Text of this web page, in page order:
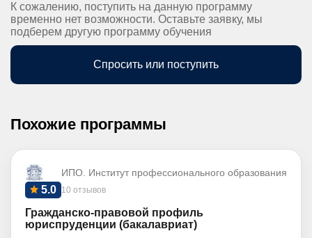
К сожалению, поступить на данную программу
временно нет возможности. Оставьте заявку, мы
подберем другую программу обучения
Спросить или поступить
Похожие программы
ИПО. Институт профессионального образования
10 отзывов
5.0
Гражданско-правовой профиль
юриспруденции (бакалавриат)